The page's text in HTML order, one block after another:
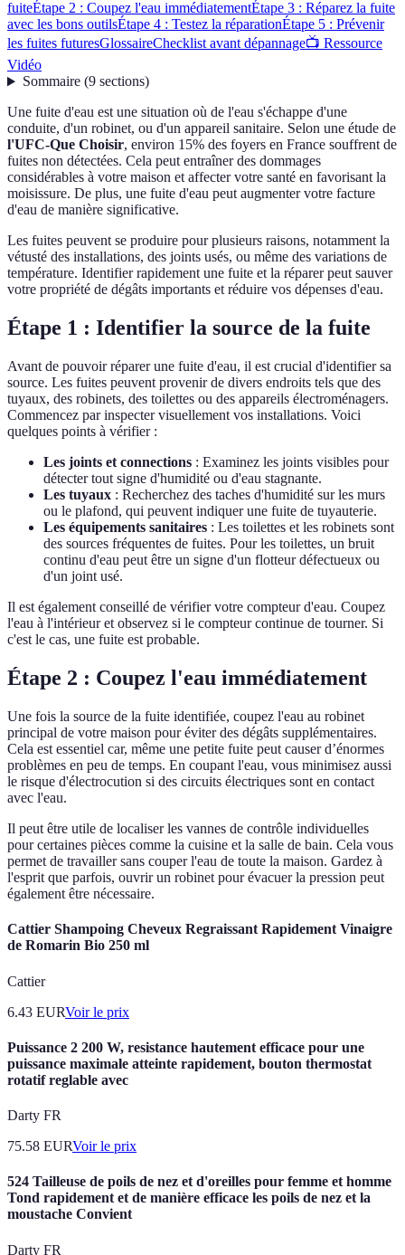
fuiteÉtape 2 : Coupez l'eau immédiatementÉtape 3 : Réparez la fuite
avec les bons outilsÉtape 4 : Testez la réparationÉtape 5 : Prévenir
les fuites futuresGlossaireChecklist avant dépannage📺 Ressource
Vidéo
Sommaire(9 sections)
Une fuite d'eau est une situation où de l'eau s'échappe d'une
conduite, d'un robinet, ou d'un appareil sanitaire. Selon une étude de
l'UFC-Que Choisir, environ 15% des foyers en France souffrent de
fuites non détectées. Cela peut entraîner des dommages
considérables à votre maison et affecter votre santé en favorisant la
moisissure. De plus, une fuite d'eau peut augmenter votre facture
d'eau de manière significative.
Les fuites peuvent se produire pour plusieurs raisons, notamment la
vétusté des installations, des joints usés, ou même des variations de
température. Identifier rapidement une fuite et la réparer peut sauver
votre propriété de dégâts importants et réduire vos dépenses d'eau.
Étape 1 : Identifier la source de la fuite
Avant de pouvoir réparer une fuite d'eau, il est crucial d'identifier sa
source. Les fuites peuvent provenir de divers endroits tels que des
tuyaux, des robinets, des toilettes ou des appareils électroménagers.
Commencez par inspecter visuellement vos installations. Voici
quelques points à vérifier :
Les joints et connections : Examinez les joints visibles pour
détecter tout signe d'humidité ou d'eau stagnante.
Les tuyaux : Recherchez des taches d'humidité sur les murs
ou le plafond, qui peuvent indiquer une fuite de tuyauterie.
Les équipements sanitaires : Les toilettes et les robinets sont
des sources fréquentes de fuites. Pour les toilettes, un bruit
continu d'eau peut être un signe d'un flotteur défectueux ou
d'un joint usé.
Il est également conseillé de vérifier votre compteur d'eau. Coupez
l'eau à l'intérieur et observez si le compteur continue de tourner. Si
c'est le cas, une fuite est probable.
Étape 2 : Coupez l'eau immédiatement
Une fois la source de la fuite identifiée, coupez l'eau au robinet
principal de votre maison pour éviter des dégâts supplémentaires.
Cela est essentiel car, même une petite fuite peut causer d’énormes
problèmes en peu de temps. En coupant l'eau, vous minimisez aussi
le risque d'électrocution si des circuits électriques sont en contact
avec l'eau.
Il peut être utile de localiser les vannes de contrôle individuelles
pour certaines pièces comme la cuisine et la salle de bain. Cela vous
permet de travailler sans couper l'eau de toute la maison. Gardez à
l'esprit que parfois, ouvrir un robinet pour évacuer la pression peut
également être nécessaire.
Cattier Shampoing Cheveux Regraissant Rapidement Vinaigre
de Romarin Bio 250 ml
Cattier
6.43 EURVoir le prix
Puissance 2 200 W, resistance hautement efficace pour une
puissance maximale atteinte rapidement, bouton thermostat
rotatif reglable avec
Darty FR
75.58 EURVoir le prix
524 Tailleuse de poils de nez et d'oreilles pour femme et homme
Tond rapidement et de manière efficace les poils de nez et la
moustache Convient
Darty FR